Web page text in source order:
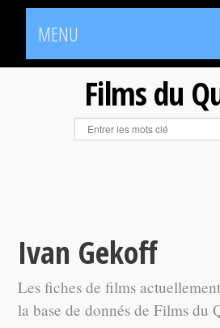
MENU
Films du
Ivan Gekoff
Les fiches de films
la base de donnés de Films du